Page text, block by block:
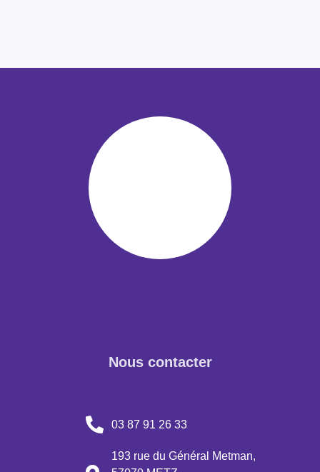
Nous contacter
03 87 91 26 33
193 rue du Général Metman,